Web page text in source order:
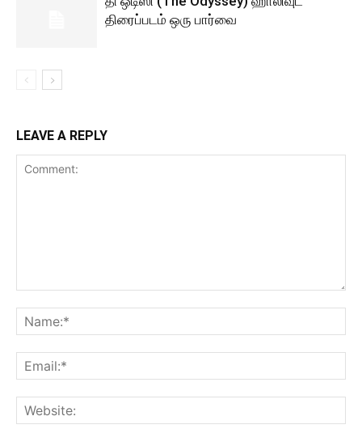
திரைப்படம் ஒரு பார்வை
LEAVE A REPLY